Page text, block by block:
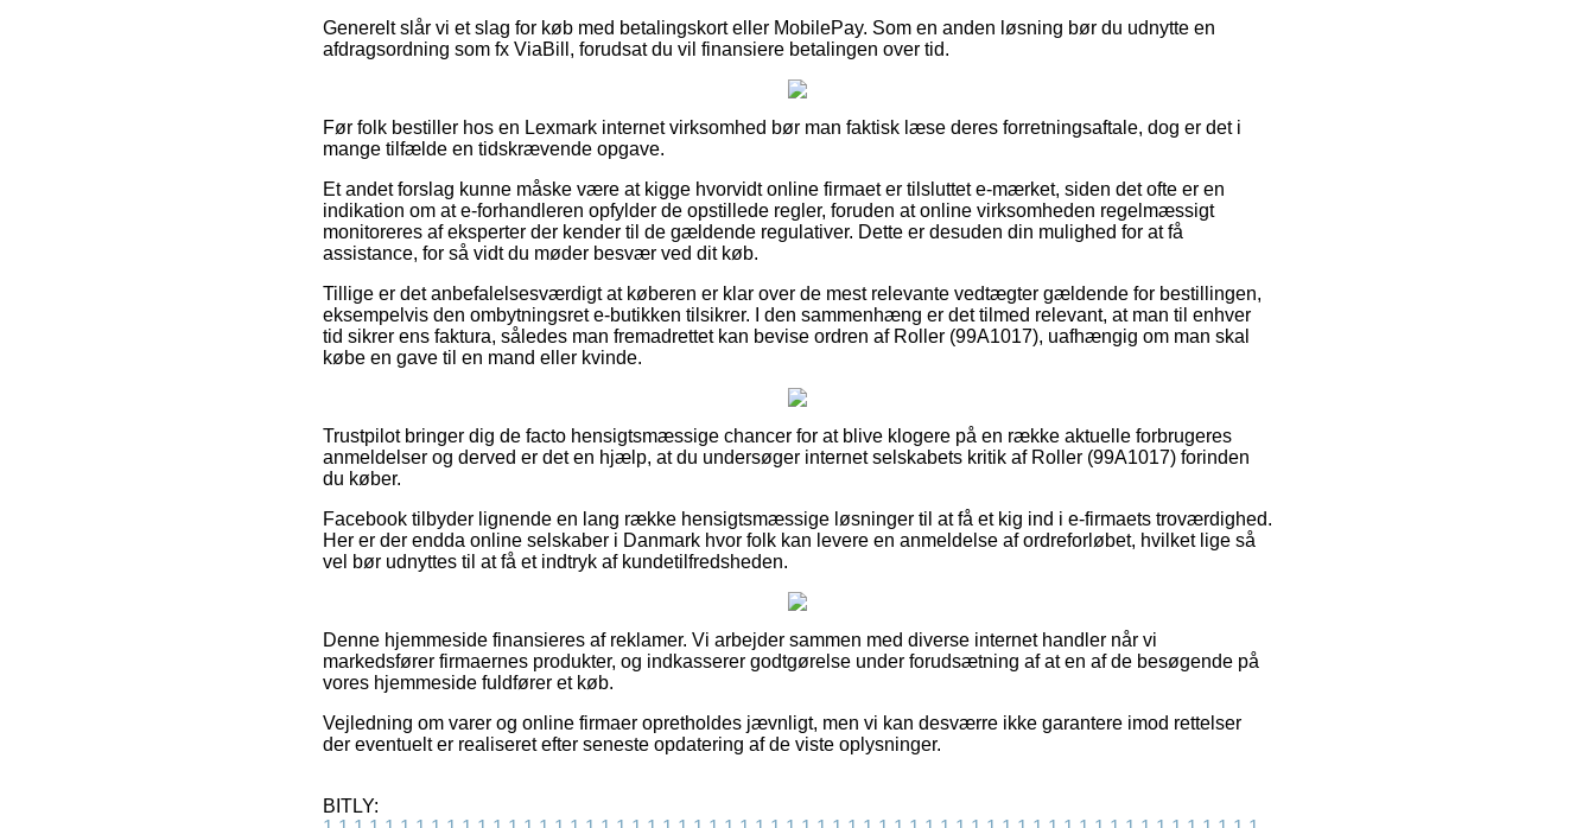
Generelt slår vi et slag for køb med betalingskort eller MobilePay. Som en anden løsning bør du udnytte en
afdragsordning som fx ViaBill, forudsat du vil finansiere betalingen over tid.
Før folk bestiller hos en Lexmark internet virksomhed bør man faktisk læse deres forretningsaftale, dog er det i
mange tilfælde en tidskrævende opgave.
Et andet forslag kunne måske være at kigge hvorvidt online firmaet er tilsluttet e-mærket, siden det ofte er en
indikation om at e-forhandleren opfylder de opstillede regler, foruden at online virksomheden regelmæssigt
monitoreres af eksperter der kender til de gældende regulativer. Dette er desuden din mulighed for at få
assistance, for så vidt du møder besvær ved dit køb.
Tillige er det anbefalelsesværdigt at køberen er klar over de mest relevante vedtægter gældende for bestillingen,
eksempelvis den ombytningsret e-butikken tilsikrer. I den sammenhæng er det tilmed relevant, at man til enhver
tid sikrer ens faktura, således man fremadrettet kan bevise ordren af Roller (99A1017), uafhængig om man skal
købe en gave til en mand eller kvinde.
Trustpilot bringer dig de facto hensigtsmæssige chancer for at blive klogere på en række aktuelle forbrugeres
anmeldelser og derved er det en hjælp, at du undersøger internet selskabets kritik af Roller (99A1017) forinden
du køber.
Facebook tilbyder lignende en lang række hensigtsmæssige løsninger til at få et kig ind i e-firmaets troværdighed.
Her er der endda online selskaber i Danmark hvor folk kan levere en anmeldelse af ordreforløbet, hvilket lige så
vel bør udnyttes til at få et indtryk af kundetilfredsheden.
Denne hjemmeside finansieres af reklamer. Vi arbejder sammen med diverse internet handler når vi
markedsfører firmaernes produkter, og indkasserer godtgørelse under forudsætning af at en af de besøgende på
vores hjemmeside fuldfører et køb.
Vejledning om varer og online firmaer opretholdes jævnligt, men vi kan desværre ikke garantere imod rettelser
der eventuelt er realiseret efter seneste opdatering af de viste oplysninger.
BITLY: